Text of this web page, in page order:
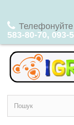
583-80-70, 093-